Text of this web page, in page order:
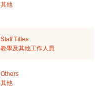
其他
Staff Titles
教學及其他工作人員
Others
其他